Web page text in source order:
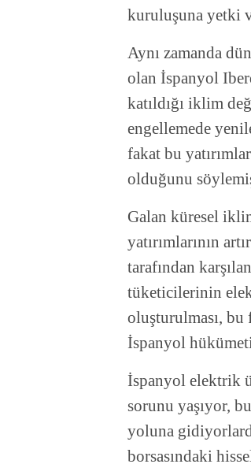
kuruluşuna yetki
Aynı zamanda
olan İspanyol
katıldığı iklim
engellemede
fakat bu
olduğunu
Galan küresel
yatırımlarının
tarafından
tüketicilerinin
oluşturulması, bu
İspanyol
İspanyol elektrik
sorunu yaşıyor,
yoluna
borsasındaki